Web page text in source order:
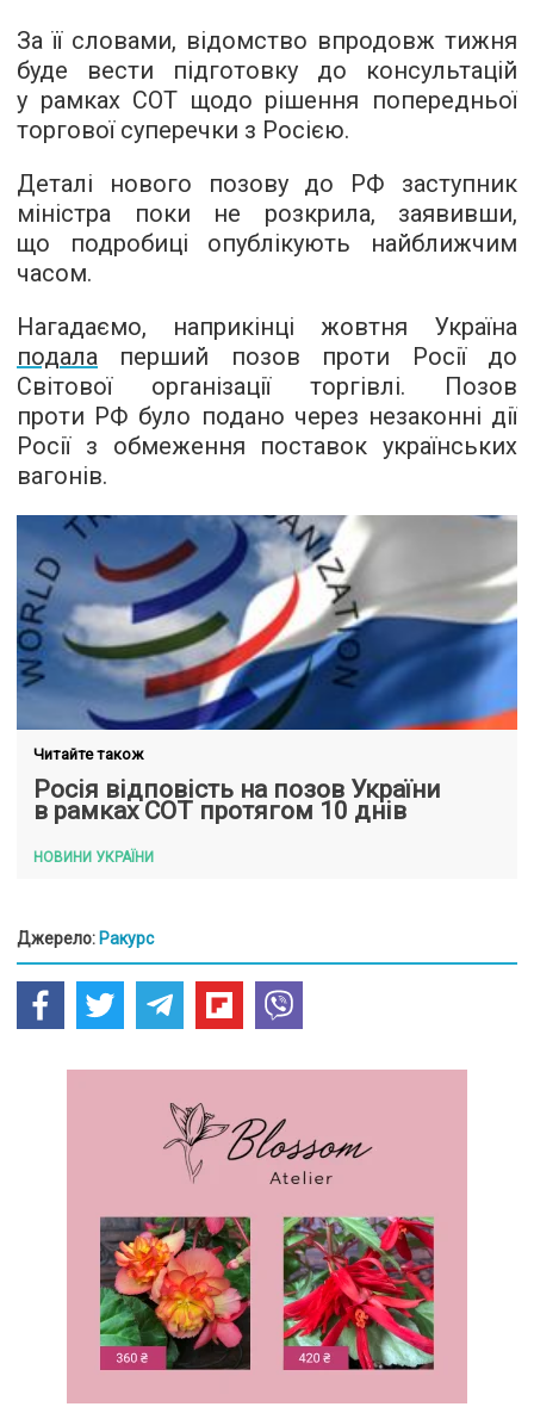
За її словами, відомство впродовж тижня
буде вести підготовку до консультацій
у рамках СОТ щодо рішення попередньої
торгової суперечки з Росією.
Деталі нового позову до РФ заступник
міністра поки не розкрила, заявивши,
що подробиці опублікують найближчим
часом.
Нагадаємо, наприкінці жовтня Україна
подала перший позов проти Росії до
Світової організації торгівлі. Позов
проти РФ було подано через незаконні дії
Росії з обмеження поставок українських
вагонів.
Читайте також
Росія відповість на позов України
в рамках СОТ протягом 10 днів
НОВИНИ УКРАЇНИ
Джерело: Ракурс